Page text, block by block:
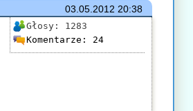
03.05.2012 20:38
Głosy: 1283
Komentarze: 24